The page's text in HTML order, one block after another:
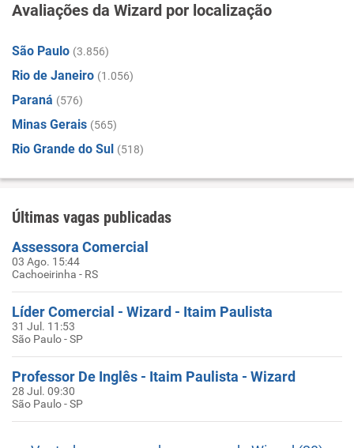
Avaliações da Wizard por localização
São Paulo (3.856)
Rio de Janeiro (1.056)
Paraná (576)
Minas Gerais (565)
Rio Grande do Sul (518)
Últimas vagas publicadas
Assessora Comercial
03 Ago. 15:44
Cachoeirinha - RS
Líder Comercial - Wizard - Itaim Paulista
31 Jul. 11:53
São Paulo - SP
Professor De Inglês - Itaim Paulista - Wizard
28 Jul. 09:30
São Paulo - SP